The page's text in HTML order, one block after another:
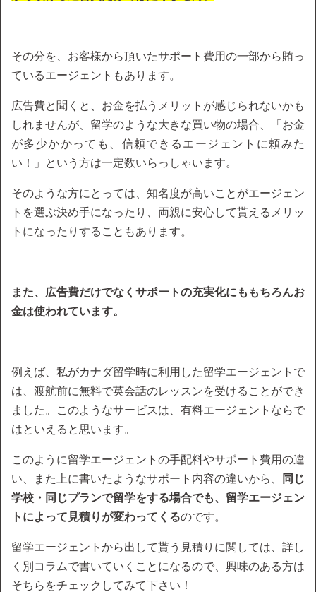
その分を、お客様から頂いたサポート費用の一部から賄っ
ているエージェントもあります。
広告費と聞くと、お金を払うメリットが感じられないかも
しれませんが、留学のような大きな買い物の場合、「お金
が多少かかっても、信頼できるエージェントに頼みた
い！」という方は一定数いらっしゃいます。
そのような方にとっては、知名度が高いことがエージェン
トを選ぶ決め手になったり、両親に安心して貰えるメリッ
トになったりすることもあります。
また、広告費だけでなくサポートの充実化にももちろんお
金は使われています。
例えば、私がカナダ留学時に利用した留学エージェントで
は、渡航前に無料で英会話のレッスンを受けることができ
ました。このようなサービスは、有料エージェントならで
はといえると思います。
このように留学エージェントの手配料やサポート費用の違
い、また上に書いたようなサポート内容の違いから、
同じ
学校・同じプランで留学をする場合でも、留学エージェン
トによって見積りが変わってくるのです。
留学エージェントから出して貰う見積りに関しては、詳し
く別コラムで書いていくことになるので、興味のある方は
そちらをチェックしてみて下さい！